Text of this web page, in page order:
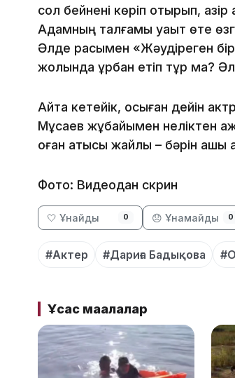
сол бейнені көріп отырып,
Адамның талғамы уақыт өте
Әлде расымен «Жәудіреген бір
жолында құрбан етіп тұр ма?
Айта кетейік, осыған дейін
Мұсаев жұбайымен неліктен
оған қатысы жайлы – бәрін ашық
Фото: Видеодан скрин
🤍 Ұнайды 0 😞 Ұнамайды 0
#Актер #Дариға Бадықова
Ұқсас мақалалар